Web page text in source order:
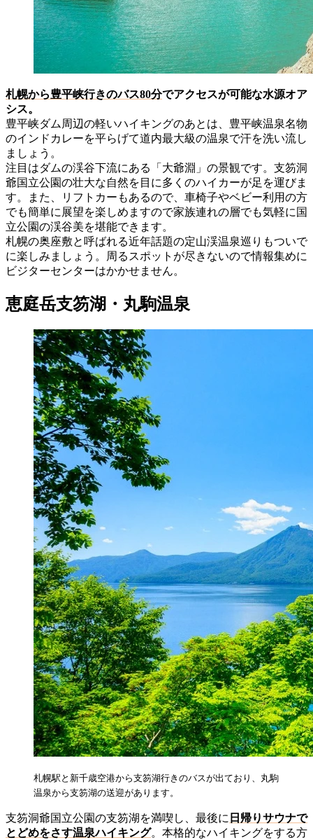
札幌から豊平峡行きのバス80分でアクセスが可能な水源オア
シス。
豊平峡ダム周辺の軽いハイキングのあとは、豊平峡温泉名物
のインドカレーを平らげて道内最大級の温泉で汗を洗い流し
ましょう。
注目はダムの渓谷下流にある「大爺淵」の景観です。支笏洞
爺国立公園の壮大な自然を目に多くのハイカーが足を運びま
す。また、リフトカーもあるので、車椅子やベビー利用の方
でも簡単に展望を楽しめますので家族連れの層でも気軽に国
立公園の渓谷美を堪能できます。
札幌の奥座敷と呼ばれる近年話題の定山渓温泉巡りもついで
に楽しみましょう。周るスポットが尽きないので情報集めに
ビジターセンターはかかせません。
恵庭岳支笏湖・丸駒温泉
札幌駅と新千歳空港から支笏湖行きのバスが出ており、丸駒
温泉から支笏湖の送迎があります。
支笏洞爺国立公園の支笏湖を満喫し、最後に 日帰りサウナで
とどめをさす温泉ハイキング。本格的なハイキングをする方